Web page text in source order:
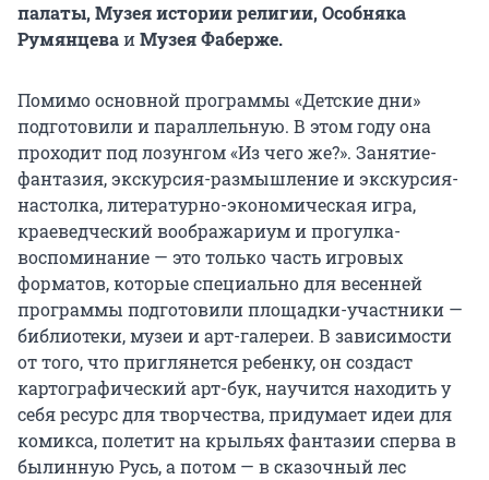
палаты, Музея истории религии, Особняка
РумянцеваиМузея Фаберже.
Помимо основной программы «Детские дни»
подготовили и параллельную. В этом году она
проходит под лозунгом «Из чего же?». Занятие-
фантазия, экскурсия-размышление и экскурсия-
настолка, литературно-экономическая игра,
краеведческий воображариум и прогулка-
воспоминание — это только часть игровых
форматов, которые специально для весенней
программы подготовили площадки-участники —
библиотеки, музеи и арт-галереи. В зависимости
от того, что приглянется ребенку, он создаст
картографический арт-бук, научится находить у
себя ресурс для творчества, придумает идеи для
комикса, полетит на крыльях фантазии сперва в
былинную Русь, а потом — в сказочный лес